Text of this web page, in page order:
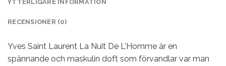
YTTERLIGARE INFORMATION
RECENSIONER (0)
Yves Saint Laurent La Nuit De L'Homme är en
spännande och maskulin doft som förvandlar var man